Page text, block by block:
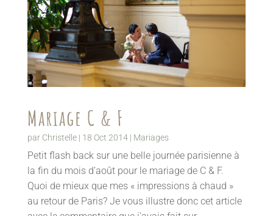
Mariage C & F
par Christelle| 18 Oct 2014| Mariages
Petit flash back sur une belle journée parisienne à
la fin du mois d’août pour le mariage de C & F.
Quoi de mieux que mes « impressions à chaud »
au retour de Paris? Je vous illustre donc cet article